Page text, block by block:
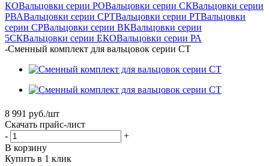
КОВальцовки серии РОВальцовки серии СКВальцовки серии
РВАВальцовки серии СРТВальцовки серии РТВальцовки
серии СРВальцовки серии ВКВальцовки серии
5СКВальцовки серии ЕКОВальцовки серии РА
-Сменный комплект для вальцовок серии СТ
8 991 руб./шт
Скачать прайс-лист
-
+
В корзину
Купить в 1 клик